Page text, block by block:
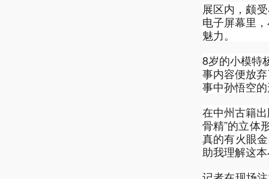
展区内，颇
电子屏幕里
魅力。
8岁的小模特
事内容便放
事中孙悟空
在中州古籍
骨精”的立体
真的有火眼
助我理解这